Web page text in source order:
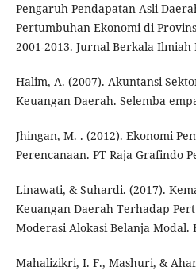
Pengaruh Pendapatan Asli
Pertumbuhan Ekonomi di
2001-2013. Jurnal Berkala Ilmiah
Halim, A. (2007). Akuntansi
Keuangan Daerah. Selemba
Jhingan, M. . (2012). Ekonomi
Perencanaan. PT Raja Grafindo
Linawati, & Suhardi. (2017).
Keuangan Daerah Terhadap
Moderasi Alokasi Belanja Modal.
Mahalizikri, I. F., Mashuri, &